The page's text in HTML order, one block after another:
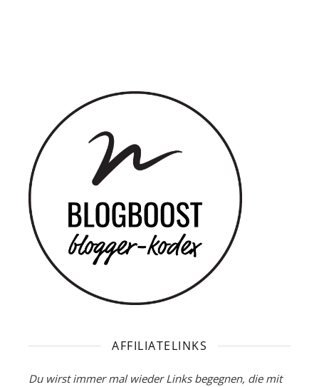
AFFILIATELINKS
Du wirst immer mal wieder Links begegnen, die mit